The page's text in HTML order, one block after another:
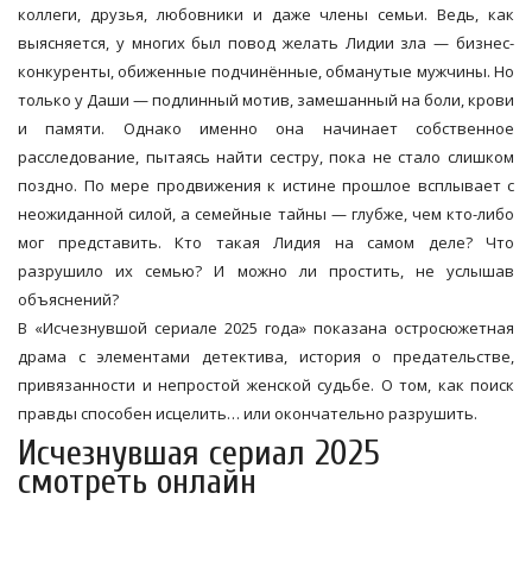
коллеги, друзья, любовники и даже члены семьи. Ведь, как
выясняется, у многих был повод желать Лидии зла — бизнес-
конкуренты, обиженные подчинённые, обманутые мужчины. Но
только у Даши — подлинный мотив, замешанный на боли, крови
и памяти. Однако именно она начинает собственное
расследование, пытаясь найти сестру, пока не стало слишком
поздно. По мере продвижения к истине прошлое всплывает с
неожиданной силой, а семейные тайны — глубже, чем кто-либо
мог представить. Кто такая Лидия на самом деле? Что
разрушило их семью? И можно ли простить, не услышав
объяснений?
В «Исчезнувшой сериале 2025 года» показана остросюжетная
драма с элементами детектива, история о предательстве,
привязанности и непростой женской судьбе. О том, как поиск
правды способен исцелить… или окончательно разрушить.
Исчезнувшая сериал 2025
смотреть онлайн